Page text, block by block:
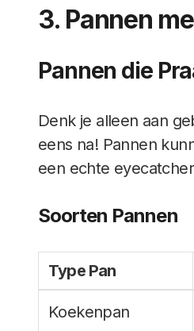
3. Pannen
Pannen die
Denk je alleen aan
eens na! Pannen
een echte
Soorten Pannen
Type Pan
Koekenpan